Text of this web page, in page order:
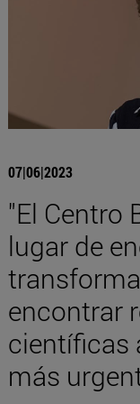
07|06|2023
"El Centro
lugar de
encontrar
científicas
más